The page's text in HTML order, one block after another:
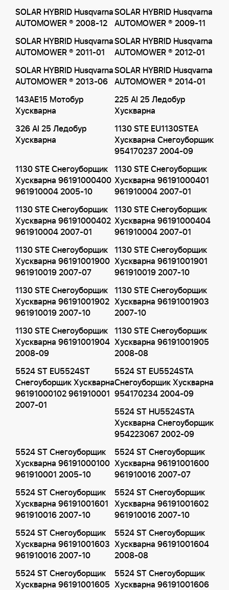
SOLAR HYBRID Husqvarna
AUTOMOWER ® 2008-12
SOLAR HYBRID Husqvarna
AUTOMOWER ® 2009-11
SOLAR HYBRID Husqvarna
AUTOMOWER ® 2011-01
SOLAR HYBRID Husqvarna
AUTOMOWER ® 2012-01
SOLAR HYBRID Husqvarna
AUTOMOWER ® 2013-06
SOLAR HYBRID Husqvarna
AUTOMOWER ® 2014-01
143AE15 Мотобур
Хускварна
225 AI 25 Ледобур
Хускварна
326 AI 25 Ледобур
Хускварна
1130 STE EU1130STEA
Хускварна Снегоуборщик
954170237 2004-09
1130 STE Снегоуборщик
Хускварна 96191000400
961910004 2005-10
1130 STE Снегоуборщик
Хускварна 96191000401
961910004 2007-01
1130 STE Снегоуборщик
Хускварна 96191000402
961910004 2007-01
1130 STE Снегоуборщик
Хускварна 96191000404
961910004 2007-01
1130 STE Снегоуборщик
Хускварна 96191001900
961910019 2007-07
1130 STE Снегоуборщик
Хускварна 96191001901
961910019 2007-10
1130 STE Снегоуборщик
Хускварна 96191001902
961910019 2007-10
1130 STE Снегоуборщик
Хускварна 96191001903
2007-10
1130 STE Снегоуборщик
Хускварна 96191001904
2008-09
1130 STE Снегоуборщик
Хускварна 96191001905
2008-08
5524 ST EU5524ST
Снегоуборщик Хускварна
96191000102 961910001
2007-01
5524 ST EU5524STA
Снегоуборщик Хускварна
954170234 2004-09
5524 ST HU5524STA
Хускварна Снегоуборщик
954223067 2002-09
5524 ST Снегоуборщик
Хускварна 96191000100
961910001 2005-10
5524 ST Снегоуборщик
Хускварна 96191001600
961910016 2007-07
5524 ST Снегоуборщик
Хускварна 96191001601
961910016 2007-10
5524 ST Снегоуборщик
Хускварна 96191001602
961910016 2007-10
5524 ST Снегоуборщик
Хускварна 96191001603
961910016 2007-10
5524 ST Снегоуборщик
Хускварна 96191001604
2008-08
5524 ST Снегоуборщик
Хускварна 96191001605
5524 ST Снегоуборщик
Хускварна 96191001606